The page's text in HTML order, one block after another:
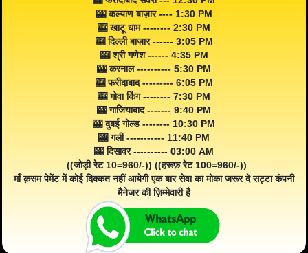
🎰 कल्याण बाज़ार ---- 1:30 PM
🎰 खाटू धाम -------- 2:30 PM
🎰 दिल्ली बाज़ार ------ 3:05 PM
🎰 श्री गणेश ------ 4:35 PM
🎰 करनाल ---------- 5:30 PM
🎰 फरीदाबाद --------- 6:05 PM
🎰 गोवा किंग -------- 7:30 PM
🎰 गाजियाबाद ------- 9:40 PM
🎰 दुबई गोल्ड -------- 10:30 PM
🎰 गली ----------- 11:40 PM
🎰 दिसावर ---------- 03:00 AM
((जोड़ी रेट 10=960/-)) ((हरूफ़ रेट 100=960/-))
माँ क़सम पेमेंट में कोई दिक्कत नहीं आयेगी एक बार सेवा का मोका जरूर दे सट्टा कंपनी
मैनेजर की ज़िम्मेवारी है